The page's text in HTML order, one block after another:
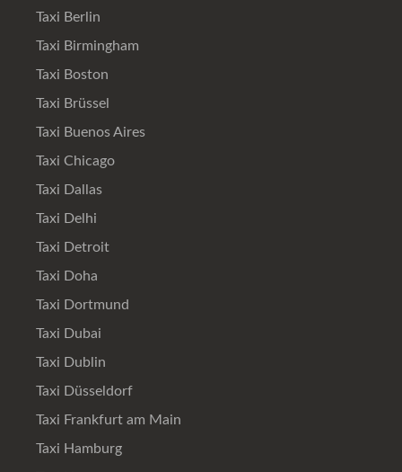
Taxi Berlin
Taxi Birmingham
Taxi Boston
Taxi Brüssel
Taxi Buenos Aires
Taxi Chicago
Taxi Dallas
Taxi Delhi
Taxi Detroit
Taxi Doha
Taxi Dortmund
Taxi Dubai
Taxi Dublin
Taxi Düsseldorf
Taxi Frankfurt am Main
Taxi Hamburg